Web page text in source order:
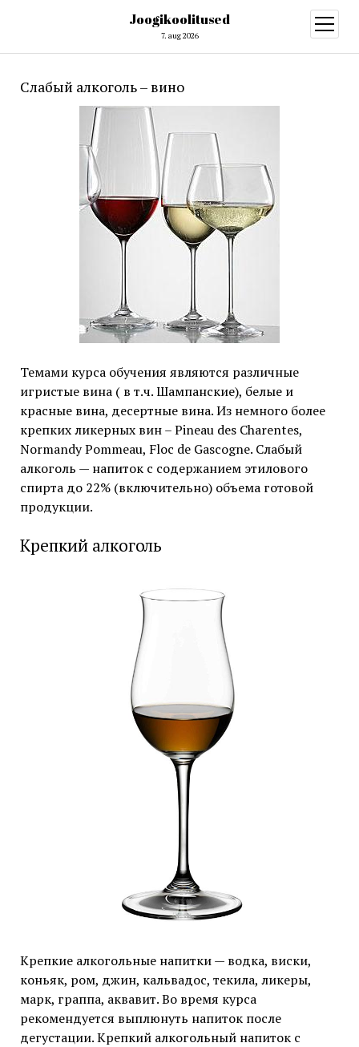
Joogikoolitused
7. aug 2026
open
menu
Слабый алкоголь – вино
Темами курса обучения являются различные
игристые вина ( в т.ч. Шампанские), белые и
красные вина, десертные вина. Из немного более
крепких ликерных вин – Pineau des Charentes,
Normandy Pommeau, Floc de Gascogne. Слабый
алкоголь — напиток с содержанием этилового
спирта до 22% (включительно) объема готовой
продукции.
Крепкий алкоголь
Крепкие алкогольные напитки — водка, виски,
коньяк, ром, джин, кальвадос, текила, ликеры,
марк, граппа, аквавит. Во время курса
рекомендуется выплюнуть напиток после
дегустации. Крепкий алкогольный напиток с